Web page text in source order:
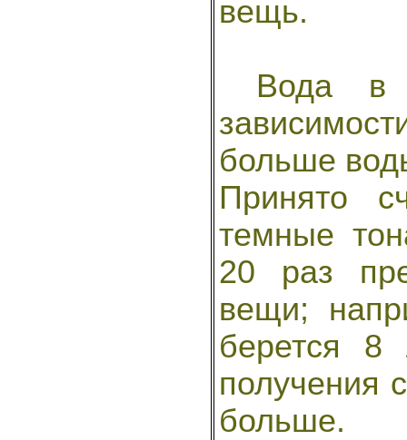
вещь.
Вода в
больше
Принято
темные
20 раз
вещи;
берется 8
получения
больше.